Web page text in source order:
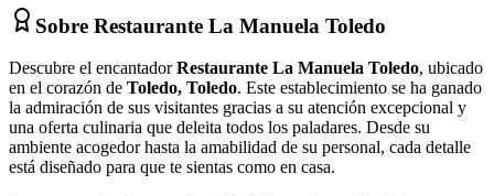
Sobre Restaurante La Manuela Toledo
Descubre el encantadorRestaurante La Manuela Toledo, ubicado
en el corazón de Toledo, Toledo. Este establecimiento se ha ganado
la admiración de sus visitantes gracias a su atención excepcional y
una oferta culinaria que deleita todos los paladares. Desde su
ambiente acogedor hasta la amabilidad de su personal, cada detalle
está diseñado para que te sientas como en casa.